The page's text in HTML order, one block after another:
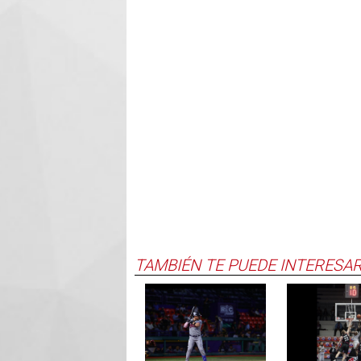
TAMBIÉN TE PUEDE